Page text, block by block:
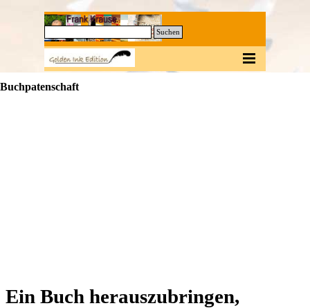
Direkt zum Seiteninhalt
Suchen
Buchpatenschaft
Ein Buch herauszubringen,